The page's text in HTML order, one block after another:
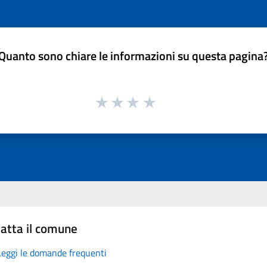
sono chiare le informazioni su questa
il comune
le domande frequenti